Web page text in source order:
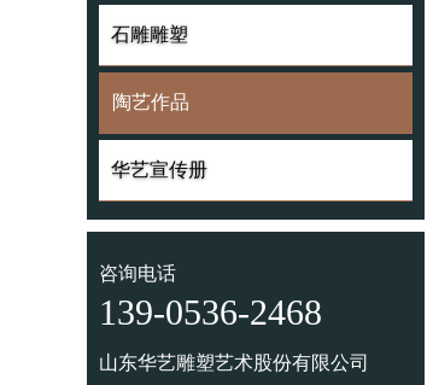
石雕雕塑
陶艺作品
陶艺作品
华艺宣传册
咨询电话
139-0536-2468
山东华艺雕塑艺术股份有限公司